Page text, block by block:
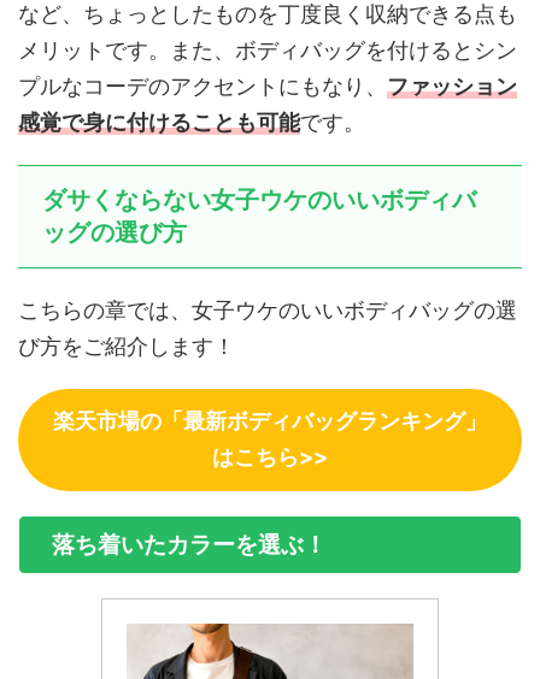
など、ちょっとしたものを丁度良く収納できる点も
メリットです。また、ボディバッグを付けるとシン
プルなコーデのアクセントにもなり、 ファッション
感覚で身に付けることも可能です。
ダサくならない女子ウケのいいボディバ
ッグの選び方
こちらの章では、女子ウケのいいボディバッグの選
び方をご紹介します！
楽天市場の「最新ボディバッグランキング」
はこちら>>
落ち着いたカラーを選ぶ！